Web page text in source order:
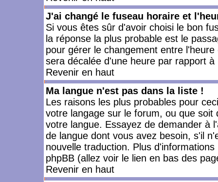
J'ai changé le fuseau horaire et
Si vous êtes sûr d'avoir choisi le bon
la réponse la plus probable est le
pour gérer le changement entre
sera décalée d'une heure par rapport à
Revenir en haut
Ma langue n'est pas dans la liste !
Les raisons les plus probables pour
votre langage sur le forum, ou que
votre langue. Essayez de demander à
de langue dont vous avez besoin, s'il
nouvelle traduction. Plus
phpBB (allez voir le lien en bas des
Revenir en haut